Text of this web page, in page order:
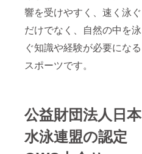
響を受けやすく、速く泳ぐ
だけでなく、自然の中を泳
ぐ知識や経験が必要になる
スポーツです。
公益財団法人日本
水泳連盟の認定